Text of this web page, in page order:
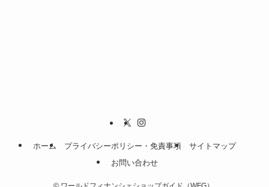
ホーム プライバシーポリシー・免責事項
サイトマップ
お問い合わせ